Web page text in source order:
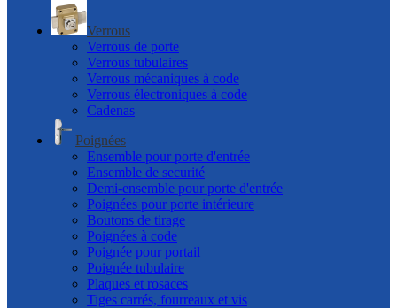
Verrous
Verrous de porte
Verrous tubulaires
Verrous mécaniques à code
Verrous électroniques à code
Cadenas
Poignées
Ensemble pour porte d'entrée
Ensemble de securité
Demi-ensemble pour porte d'entrée
Poignées pour porte intérieure
Boutons de tirage
Poignées à code
Poignée pour portail
Poignée tubulaire
Plaques et rosaces
Tiges carrés, fourreaux et vis